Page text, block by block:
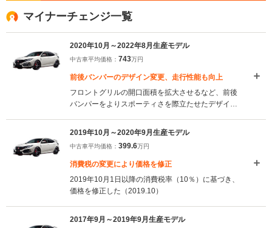
マイナーチェンジ一覧
2020年10月～2022年8月生産モデル
中古車平均価格： 743万円
前後バンパーのデザイン変更、走行性能も向上
フロントグリルの開口面積を拡大させるなど、前後
バンパーをよりスポーティさを際立たせたデザイン
ンのアップデートなど、サーキット走行性能の追及
も図られた。室内では、ステアリングの表皮にアル
カンターラを採用するなど、車両との一体感の進化
が図られた。（2020.10）
2019年10月～2020年9月生産モデル
中古車平均価格： 399.6万円
消費税の変更により価格を修正
2019年10月1日以降の消費税率（10％）に基づき、
価格を修正した（2019.10）
2017年9月～2019年9月生産モデル